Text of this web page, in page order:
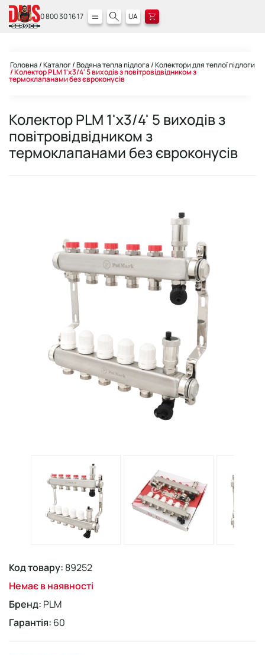
0 800 30 16 17 UA
Головна Каталог Водяна тепла підлога Колектори для теплої підлоги
Колектор PLM 1'x3/4' 5 виходів з повітровідвідником з
термоклапанами без євроконусів
Колектор PLM 1'x3/4' 5 виходів з
повітровідвідником з
термоклапанами без євроконусів
Код товару: 89252
Немає в наявності
Бренд: PLM
Гарантія: 60